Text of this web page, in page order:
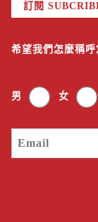
訂閱
希望我們怎麼稱呼
男 女